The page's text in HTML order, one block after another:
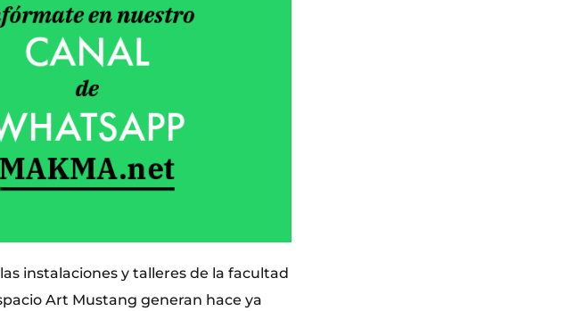
instalaciones y talleres de la facultad
Art Mustang generan hace ya